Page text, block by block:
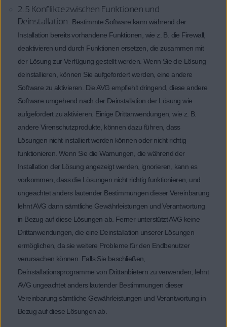
2.5 Konflikte zwischen Funktionen und
Deinstallation. Bestimmte Software kann während der
Installation bereits vorhandene Funktionen, wie z. B. die Firewall,
deaktivieren und durch Funktionen ersetzen, die zusammen mit
der Lösung zur Verfügung gestellt werden. Wenn Sie die Lösung
deinstallieren, können Sie aufgefordert werden, eine andere
Software zu aktivieren. Die AVG empfiehlt dringend, diese andere
Software umgehend nach der Deinstallation der Lösung wie
aufgefordert zu aktivieren. Einige Drittanwendungen, wie z. B.
andere Virenschutzprodukte, können dazu führen, dass
Lösungen nicht installiert werden können oder nicht richtig
funktionieren. Wenn Sie die Warnungen, die während der
Installation der Lösung angezeigt werden, ignorieren, kann es
vorkommen, dass die Lösungen nicht richtig funktionieren, und
ungeachtet anders lautender Bestimmungen dieser Vereinbarung
lehnt AVG dann sämtliche Gewährleistungen und Verantwortung
in Bezug auf diese Lösungen ab. Ferner unterstützt AVG keine
Drittanwendungen, die eine Deinstallation unserer Lösungen
ermöglichen, da sie weitere Probleme für den Endbenutzer
verursachen können. Falls Sie beschließen,
Deinstallationsprogramme von Drittanbietern zu verwenden, lehnt
AVG ungeachtet anders lautender Bestimmungen dieser
Vereinbarung sämtliche Gewährleistungen und Verantwortung in
Bezug auf diese Lösungen ab.